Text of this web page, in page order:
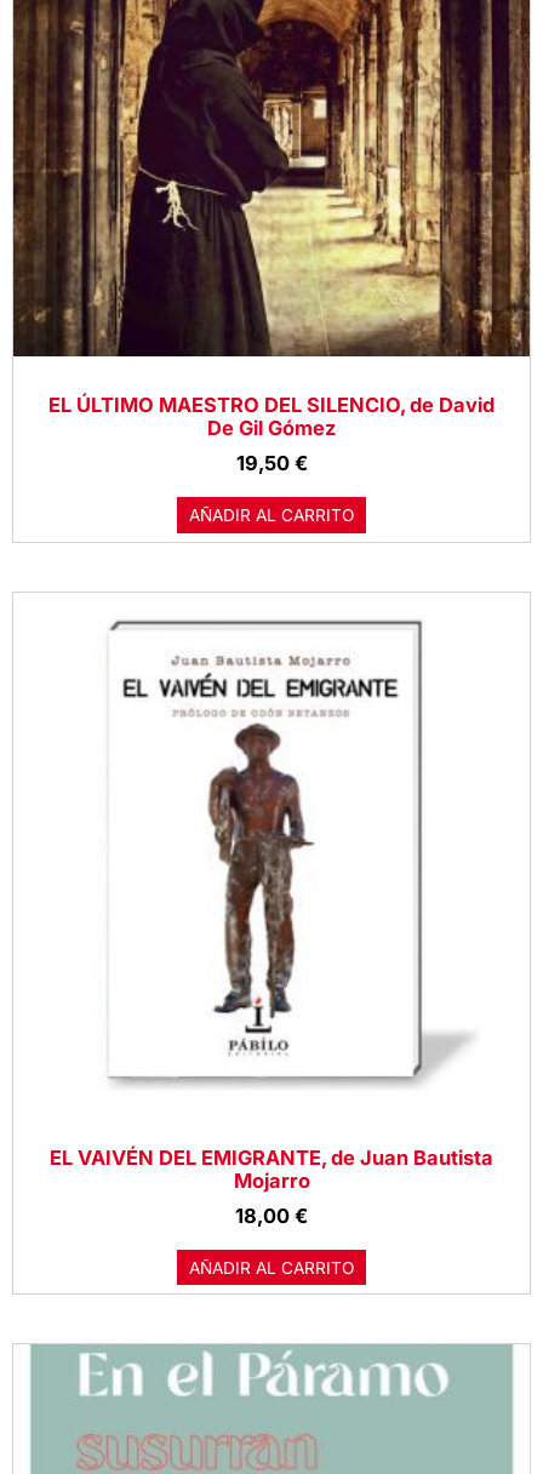
EL ÚLTIMO MAESTRO DEL SILENCIO, de David
De Gil Gómez
19,50 €
AÑADIR AL CARRITO
EL VAIVÉN DEL EMIGRANTE, de Juan Bautista
Mojarro
18,00 €
AÑADIR AL CARRITO